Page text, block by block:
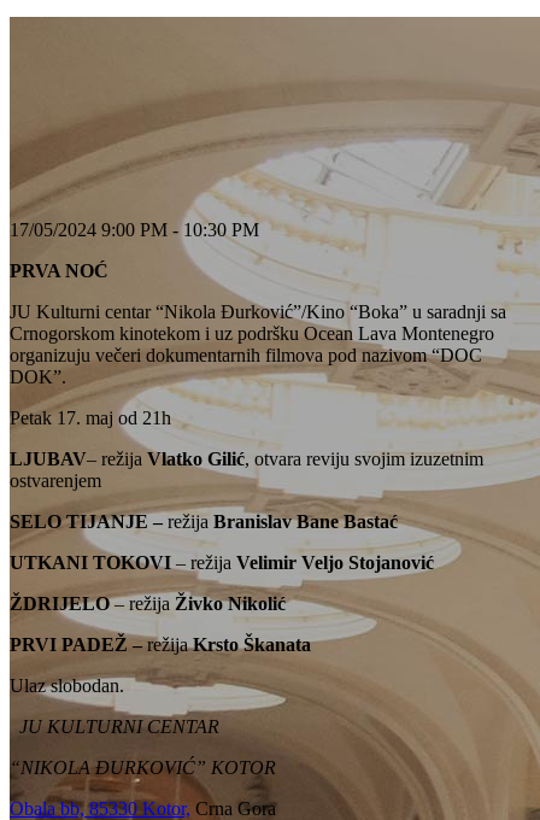
17/05/2024 9:00 PM - 10:30 PM
PRVA NOĆ
JU Kulturni centar “Nikola Đurković”/Kino “Boka” u saradnji sa
Crnogorskom kinotekom i uz podršku Ocean Lava Montenegro
organizuju večeri dokumentarnih filmova pod nazivom “DOC
DOK”.
Petak 17. maj od 21h
LJUBAV– režija Vlatko Gilić, otvara reviju svojim izuzetnim
ostvarenjem
SELO TIJANJE –režija Branislav Bane Bastać
UTKANI TOKOVI – režija Velimir Veljo Stojanović
ŽDRIJELO– režija Živko Nikolić
PRVI PADEŽ –režijaKrsto Škanata
Ulaz slobodan.
JU KULTURNI CENTAR
“NIKOLA ĐURKOVIĆ” KOTOR
Obala bb, 85330 Kotor, Crna Gora